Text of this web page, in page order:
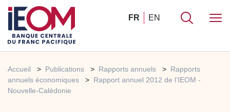
FR EN
Accueil Publications Rapports annuels
Rapports
annuels économiques
Rapport annuel 2012 de l’IEOM -
Nouvelle-Calédonie